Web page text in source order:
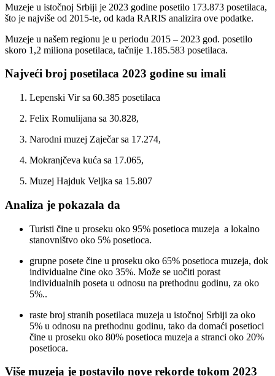
Muzeje u istočnoj Srbiji je 2023 godine posetilo 173.873 posetilaca,
što je najviše od 2015-te, od kada RARIS analizira ove podatke.
Muzeje u našem regionu je u periodu 2015 – 2023 god. posetilo
skoro 1,2 miliona posetilaca, tačnije 1.185.583 posetilaca.
Najveći broj posetilaca 2023 godine su imali
Lepenski Vir sa 60.385 posetilaca
Felix Romulijana sa 30.828,
Narodni muzej Zaječar sa 17.274,
Mokranjčeva kuća sa 17.065,
Muzej Hajduk Veljka sa 15.807
Analiza je pokazala da
Turisti čine u proseku oko 95% posetioca muzeja a lokalno
stanovništvo oko 5% posetioca.
grupne posete čine u proseku oko 65% posetioca muzeja, dok
individualne čine oko 35%. Može se uočiti porast
individualnih poseta u odnosu na prethodnu godinu, za oko
5%..
raste broj stranih posetilaca muzeja u istočnoj Srbiji za oko
5% u odnosu na prethodnu godinu, tako da domaći posetioci
čine u proseku oko 80% posetioca muzeja a stranci oko 20%
posetioca.
Više muzeja je postavilo nove rekorde tokom 2023